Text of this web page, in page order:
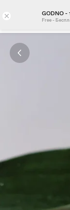
× GODNO -
Free -